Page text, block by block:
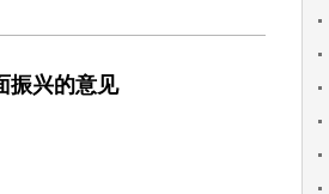
振兴的意见